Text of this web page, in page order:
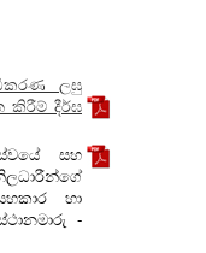
ලඝු
කිරීම් දීර්ඝ
සහ
හා
-